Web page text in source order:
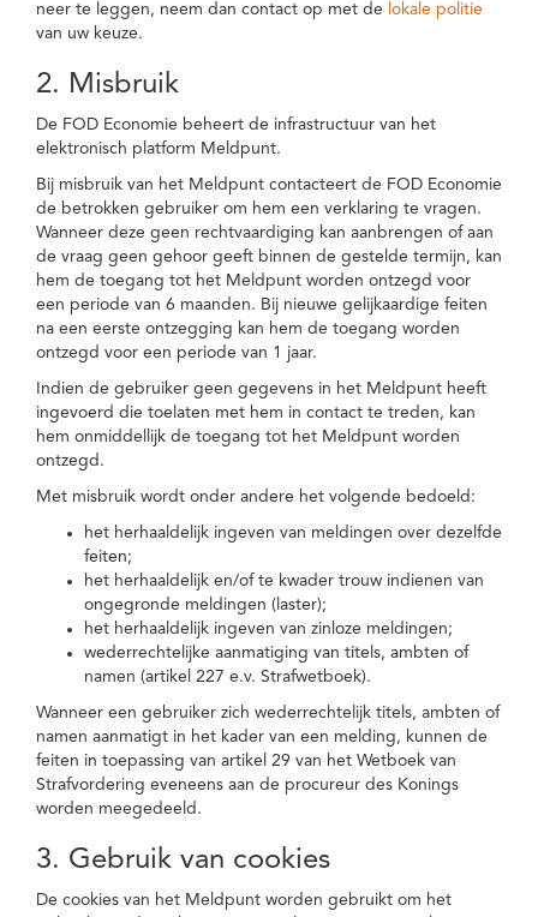
neer te leggen, neem dan contact op met de lokale politie
van uw keuze.
2. Misbruik
De FOD Economie beheert de infrastructuur van het
elektronisch platform Meldpunt.
Bij misbruik van het Meldpunt contacteert de FOD Economie
de betrokken gebruiker om hem een verklaring te vragen.
Wanneer deze geen rechtvaardiging kan aanbrengen of aan
de vraag geen gehoor geeft binnen de gestelde termijn, kan
hem de toegang tot het Meldpunt worden ontzegd voor
een periode van 6 maanden. Bij nieuwe gelijkaardige feiten
na een eerste ontzegging kan hem de toegang worden
ontzegd voor een periode van 1 jaar.
Indien de gebruiker geen gegevens in het Meldpunt heeft
ingevoerd die toelaten met hem in contact te treden, kan
hem onmiddellijk de toegang tot het Meldpunt worden
ontzegd.
Met misbruik wordt onder andere het volgende bedoeld:
het herhaaldelijk ingeven van meldingen over dezelfde
feiten;
het herhaaldelijk en/of te kwader trouw indienen van
ongegronde meldingen (laster);
het herhaaldelijk ingeven van zinloze meldingen;
wederrechtelijke aanmatiging van titels, ambten of
namen (artikel 227 e.v. Strafwetboek).
Wanneer een gebruiker zich wederrechtelijk titels, ambten of
namen aanmatigt in het kader van een melding, kunnen de
feiten in toepassing van artikel 29 van het Wetboek van
Strafvordering eveneens aan de procureur des Konings
worden meegedeeld.
3. Gebruik van cookies
De cookies van het Meldpunt worden gebruikt om het